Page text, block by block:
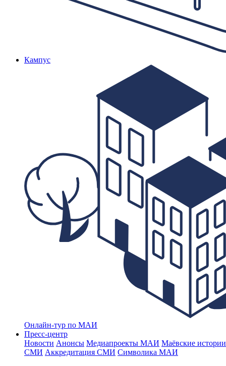
Кампус
Онлайн-тур по МАИ
Пресс-центр
Новости Анонсы Медиапроекты МАИ Маёвские
СМИ Аккредитация СМИ Символика МАИ